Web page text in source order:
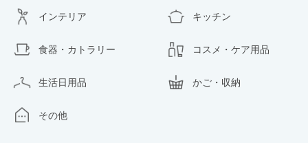
インテリア キッチン
食器・カトラリー コスメ・ケア用品
生活日用品 かご・収納
その他